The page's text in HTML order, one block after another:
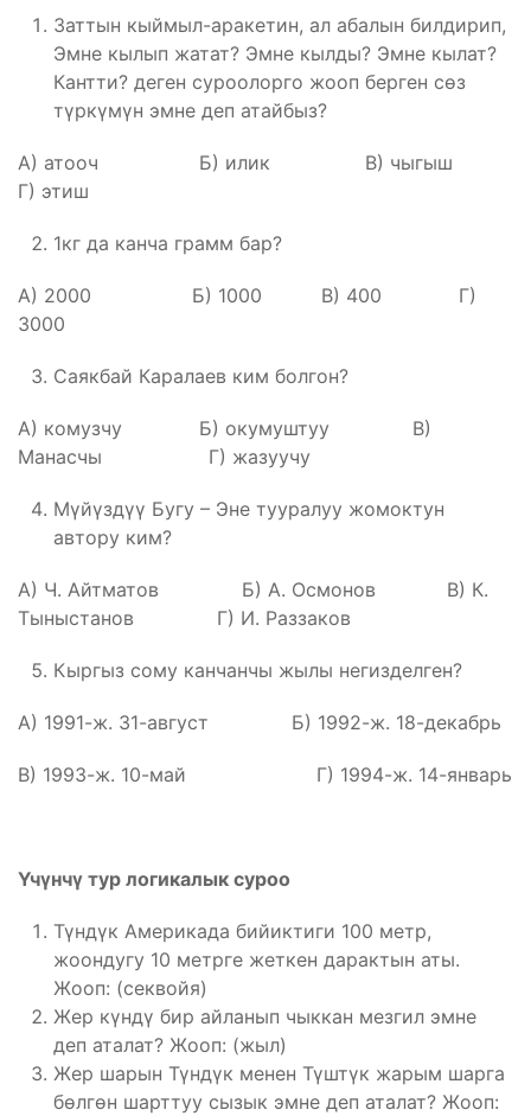
Заттын кыймыл-аракетин, ал абалын билдирип,
Эмне кылып жатат? Эмне кылды? Эмне кылат?
Кантти? деген суроолорго жооп берген сөз
түркүмүн эмне деп атайбыз?
А) атооч Б) илик В) чыгыш
Г) этиш
1кг да канча грамм бар?
А) 2000 Б) 1000 В) 400 Г)
3000
Саякбай Каралаев ким болгон?
А) комузчу Б) окумуштуу В)
Манасчы Г) жазуучу
Мүйүздүү Бугу – Эне тууралуу жомоктун
автору ким?
А) Ч. Айтматов Б) А. Осмонов В) К.
Тыныстанов Г) И. Раззаков
Кыргыз сому канчанчы жылы негизделген?
А) 1991-ж. 31-август Б) 1992-ж. 18-декабрь
В) 1993-ж. 10-май Г) 1994-ж. 14-январь
Үчүнчү тур логикалык суроо
Түндүк Америкада бийиктиги 100 метр,
жоондугу 10 метрге жеткен дарактын аты.
Жооп: (секвойя)
Жер күндү бир айланып чыккан мезгил эмне
деп аталат? Жооп: (жыл)
Жер шарын Түндүк менен Түштүк жарым шарга
бөлгөн шарттуу сызык эмне деп аталат? Жооп: